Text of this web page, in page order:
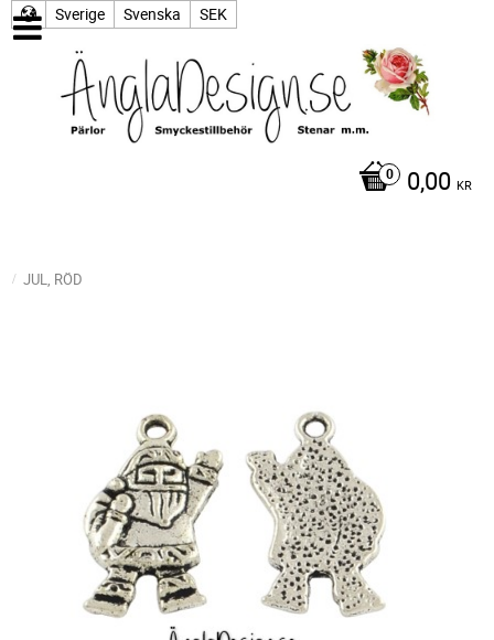
Sverige Svenska SEK
0,00 KR
JUL, RÖD